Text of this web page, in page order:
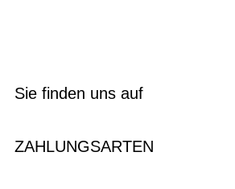
Sie finden uns auf
ZAHLUNGSARTEN